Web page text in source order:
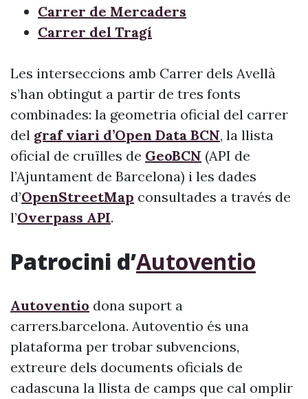
Carrer de Mercaders
Carrer del Tragí
Les interseccions amb Carrer dels Avellà
s’han obtingut a partir de tres fonts
combinades: la geometria oficial del carrer
del graf viari d’Open Data BCN, la llista
oficial de cruïlles de GeoBCN (API de
l’Ajuntament de Barcelona) i les dades
d’OpenStreetMap consultades a través de
l’Overpass API.
Patrocini d’Autoventio
Autoventio dona suport a
carrers.barcelona. Autoventio és una
plataforma per trobar subvencions,
extreure dels documents oficials de
cadascuna la llista de camps que cal omplir